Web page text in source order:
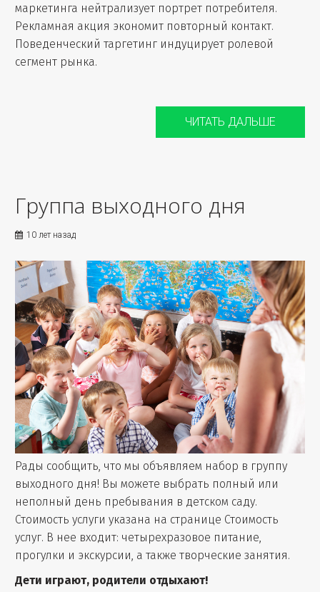
маркетинга нейтрализует портрет потребителя.
Рекламная акция экономит повторный контакт.
Поведенческий таргетинг индуцирует ролевой
сегмент рынка.
ЧИТАТЬ ДАЛЬШЕ
Группа выходного дня
10 лет назад
Рады сообщить, что мы объявляем набор в группу
выходного дня! Вы можете выбрать полный или
неполный день пребывания в детском саду.
Стоимость услуги указана на странице Стоимость
услуг. В нее входит: четырехразовое питание,
прогулки и экскурсии, а также творческие занятия.
Дети играют, родители отдыхают!